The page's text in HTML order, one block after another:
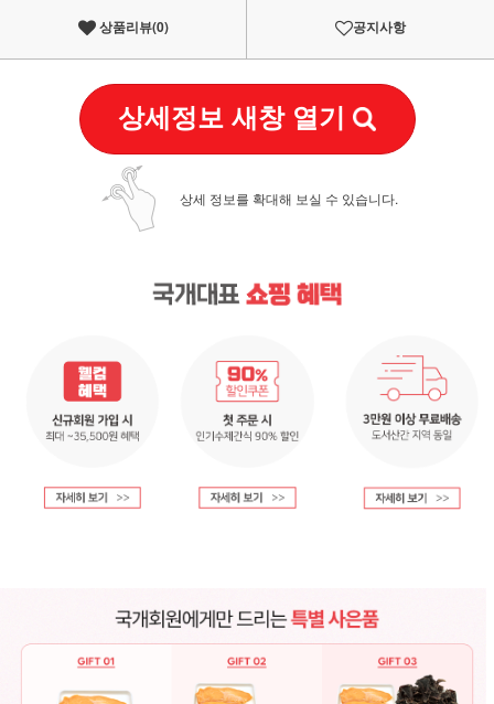
상품리뷰(0) 공지사항
상세정보 새창 열기
상세 정보를 확대해 보실 수 있습니다.